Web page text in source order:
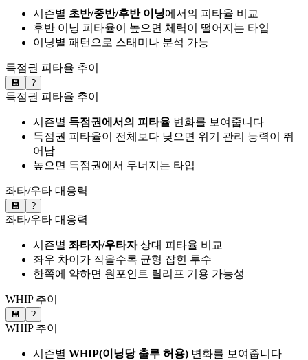
시즌별 초반/중반/후반 이닝에서의 피타율 비교
후반 이닝 피타율이 높으면 체력이 떨어지는 타입
이닝별 패턴으로 스태미나 분석 가능
득점권 피타율 추이
💾 ?
득점권 피타율 추이
시즌별 득점권에서의 피타율 변화를 보여줍니다
득점권 피타율이 전체보다 낮으면 위기 관리 능력이 뛰
어남
높으면 득점권에서 무너지는 타입
좌타/우타 대응력
💾 ?
좌타/우타 대응력
시즌별 좌타자/우타자상대 피타율 비교
좌우 차이가 작을수록 균형 잡힌 투수
한쪽에 약하면 원포인트 릴리프 기용 가능성
WHIP 추이
💾 ?
WHIP 추이
시즌별 WHIP(이닝당 출루 허용) 변화를 보여줍니다